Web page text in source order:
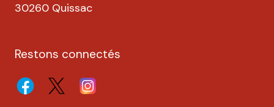
30260 Quissac
Restons connectés